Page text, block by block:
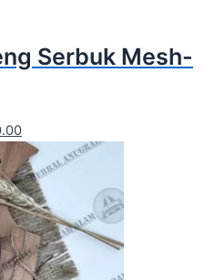
Serbuk Mesh-